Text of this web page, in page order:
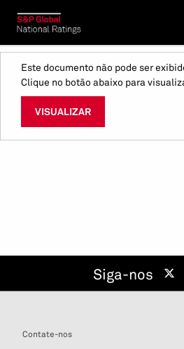
Este documento não pode ser
Clique no botão abaixo para
VISUALIZAR
Siga-nos
Contate-nos